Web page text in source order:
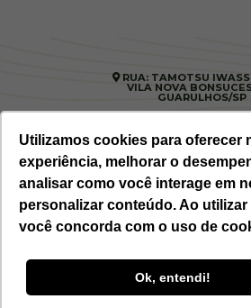
Utilizamos cookies para oferecer
experiência, melhorar o
analisar como você interage em
personalizar conteúdo. Ao utilizar
você concorda com o uso de
Ok, entendi!
RUA: TAMOTSU
VILA NOVA
GUARULHOS/SP
2026 ESTORIL COSMÉTICOS
BY W5
Ao continuar navegando em nosso site
concorda em armazenar cookies
promover marketing personalizado,
experiência em
Aceitar